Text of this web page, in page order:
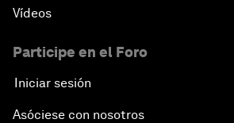
Vídeos
Participe en el Foro
Iniciar sesión
Asóciese con nosotros